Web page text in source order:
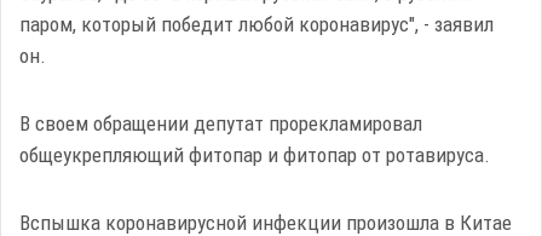
паром, который победит любой коронавирус", - заявил
он.
В своем обращении депутат прорекламировал
общеукрепляющий фитопар и фитопар от ротавируса.
Вспышка коронавирусной инфекции произошла в Китае